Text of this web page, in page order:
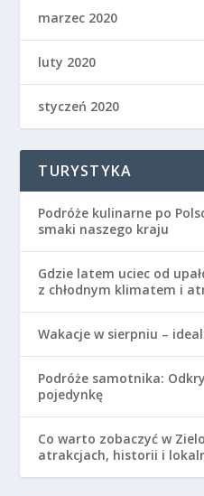
marzec 2020
luty 2020
styczeń 2020
TURYSTYKA
Podróże kulinarne po
smaki naszego kraju
Gdzie latem uciec od
z chłodnym klimatem i
Wakacje w sierpniu –
Podróże samotnika:
pojedynkę
Co warto zobaczyć w
atrakcjach, historii i